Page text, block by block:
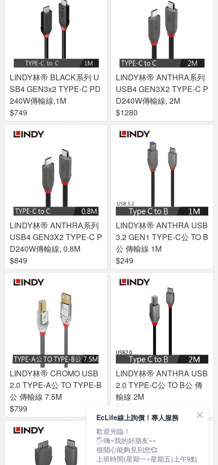
LINDY林帝 BLACK系列 U
SB4 GEN3x2 TYPE-C PD
240W傳輸線,1M
$749
LINDY林帝 ANTHRA系列
USB4 GEN3X2 TYPE-C P
D240W傳輸線, 2M
$1280
LINDY林帝 ANTHRA系列
USB4 GEN3X2 TYPE-C P
D240W傳輸線, 0.8M
$849
LINDY林帝 ANTHRA USB
3.2 GEN1 TYPE-C公 TO B
公 傳輸線 1M
$249
LINDY林帝 CROMO USB
2.0 TYPE-A公 TO TYPE-B
公 傳輸線 7.5M
$799
LINDY林帝 ANTHRA USB
2.0 TYPE-C公 TO B公 傳
輸線 2M
$279
EcLife線上詢價！專人服務
歡迎光臨！
🖐嗨~我的好朋友~~
很開心能夠見到您💞
上班時間(星期一~星期五)上午9點